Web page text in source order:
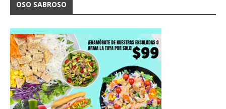
OSO SABROSO